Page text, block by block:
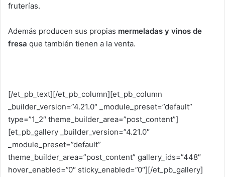
fruterías.
Además producen sus propias mermeladas y vinos de
fresa que también tienen a la venta.
[/et_pb_text][/et_pb_column][et_pb_column
_builder_version=”4.21.0″ _module_preset=”default”
type=”1_2″ theme_builder_area=”post_content”]
[et_pb_gallery _builder_version=”4.21.0″
_module_preset=”default”
theme_builder_area=”post_content” gallery_ids=”448″
hover_enabled=”0″ sticky_enabled=”0″][/et_pb_gallery]